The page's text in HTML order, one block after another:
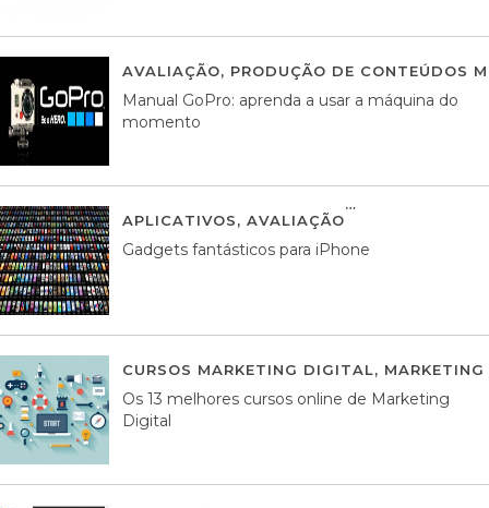
AVALIAÇÃO, PRODUÇÃO DE CONTEÚDOS
Manual GoPro: aprenda a usar a máquina do
momento
APLICATIVOS, AVALIAÇÃO
Gadgets fantásticos para iPhone
CURSOS MARKETING DIGITAL,
Os 13 melhores cursos online de Marketing
Digital